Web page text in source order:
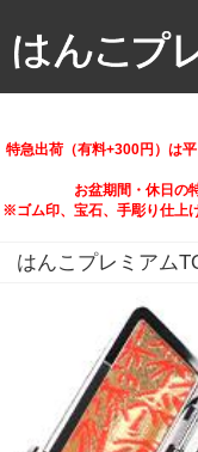
特急出荷（有料+300円）は
お盆期間・休日の
※ゴム印、宝石、手彫り仕上
はんこプレミアム